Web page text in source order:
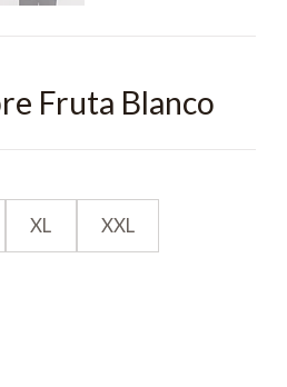
Fruta Blanco
XL XXL